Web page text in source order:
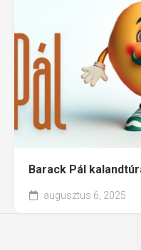
Barack Pál
augusztus 6, 2025